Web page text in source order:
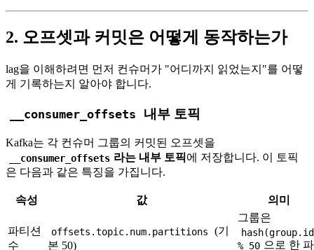
2. 오프셋과 커밋은 어떻게 동작하는가
lag을 이해하려면 먼저 컨슈머가 "어디까지 읽었는지"를 어떻
게 기록하는지 알아야 합니다.
__consumer_offsets 내부 토픽
Kafka는 각 컨슈머 그룹의 커밋된 오프셋을
__consumer_offsets 라는 내부 토픽에 저장합니다. 이 토픽
은 다음과 같은 특징을 가집니다.
속성 값 의미
파티션
수
offsets.topic.num.partitions
(기
본 50)
그룹은
% 50 으로 한 파